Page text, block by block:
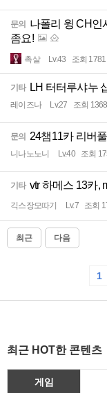
문의
나폴리 윙 CH인
좀요!
촉살 Lv.43 조회 1781
기타 LH 터터루샤누
레이즈나 Lv.27 조회 1368
문의 24챔11카 리버
니나노노니 Lv.40 조회
기타 vtr 하메스 13카,
긱스장모따기 Lv.7 조회
최근 다음
1
최근 HOT한 콘텐츠
게임